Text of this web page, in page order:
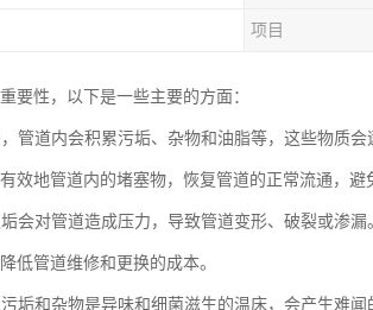
项目
要性，以下是一些主要的方面：
管道内会积累污垢、杂物和油脂等，这些物质
效地管道内的堵塞物，恢复管道的正常流通，
会对管道造成压力，导致管道变形、破裂或渗
低管道维修和更换的成本。
垢和杂物是异味和细菌滋生的温床，会产生难